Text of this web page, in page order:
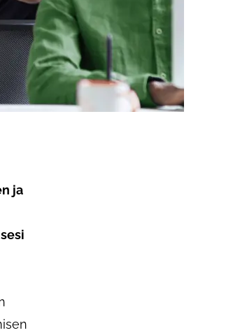
ja